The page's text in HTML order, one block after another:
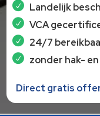
Landelijk
VCA
24/7
zonder hak-
Direct gratis